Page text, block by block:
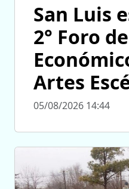
San Luis
2° Foro
Artes
05/08/2026 14:44